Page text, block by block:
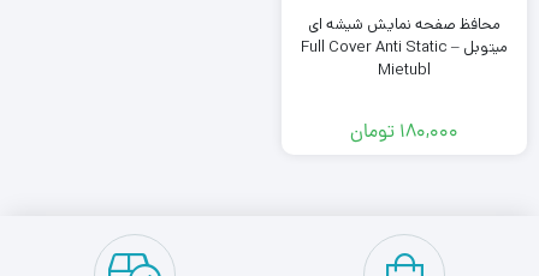
محافظ صفحه نمایش شیشه ای
میتوبل – Full Cover Anti Static
Mietubl
۱۸۰,۰۰۰ تومان